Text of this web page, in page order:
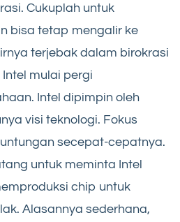
Cukuplah untuk
bisa tetap mengalir ke
terjebak dalam birokrasi
mulai pergi
Intel dipimpin oleh
visi teknologi. Fokus
secepat-cepatnya.
untuk meminta Intel
chip untuk
Alasannya sederhana,